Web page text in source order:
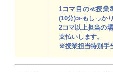
1コマ目の≪授業
(10分)≫もしっか
2コマ以上担当の
支払いします。
※授業担当特別手